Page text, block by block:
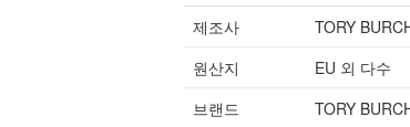
제조사
TORY
원산지
EU 외 다수
브랜드
TORY